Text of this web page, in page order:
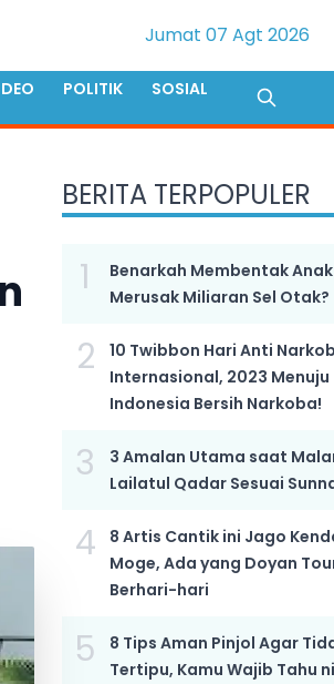
Jumat 07 Agt 2026
POLITIK SOSIAL
BERITA TERPOPULER
1
Benarkah Membentak
Merusak Miliaran Sel Otak?
2
10 Twibbon Hari Anti
Internasional, 2023 Menuju
Indonesia Bersih Narkoba!
3
3 Amalan Utama saat
Lailatul Qadar Sesuai
4
8 Artis Cantik ini Jago
Moge, Ada yang Doyan
Berhari-hari
5
8 Tips Aman Pinjol Agar
Tertipu, Kamu Wajib Tahu